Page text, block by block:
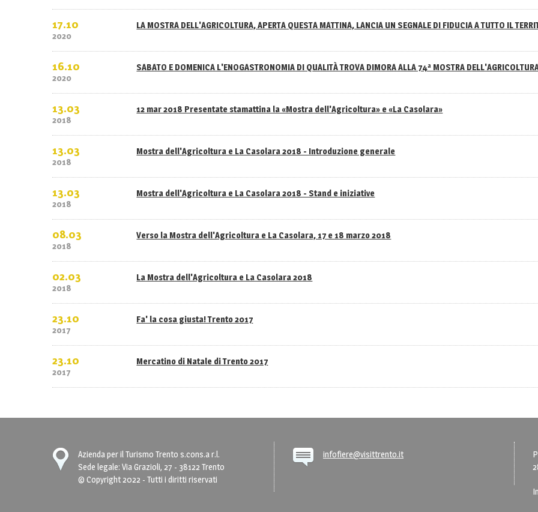
17.10
2020
LA MOSTRA DELL'AGRICOLTURA, APERTA QUESTA MATTINA, LANCIA UN SEGNALE DI FIDUCIA A TUTTO IL
16.10
2020
SABATO E DOMENICA L'ENOGASTRONOMIA DI QUALITÀ TROVA DIMORA ALLA 74ª MOSTRA
13.03
2018
12 mar 2018 Presentate stamattina la «Mostra dell'Agricoltura» e «La Casolara»
13.03
2018
Mostra dell'Agricoltura e La Casolara 2018 - Introduzione generale
13.03
2018
Mostra dell'Agricoltura e La Casolara 2018 - Stand e iniziative
08.03
2018
Verso la Mostra dell'Agricoltura e La Casolara, 17 e 18 marzo 2018
02.03
2018
La Mostra dell'Agricoltura e La Casolara 2018
23.10
2017
Fa' la cosa giusta! Trento 2017
23.10
2017
Mercatino di Natale di Trento 2017
Azienda per il Turismo Trento s.cons.a r.l.
Sede legale: Via Grazioli, 27 - 38122 Trento
© Copyright 2022 - Tutti i diritti riservati
infofiere@visittrento.it